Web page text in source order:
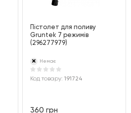
Пістолет для поливу
Gruntek 7 режимів
(296277979)
Немає
Код товару:191724
360 грн